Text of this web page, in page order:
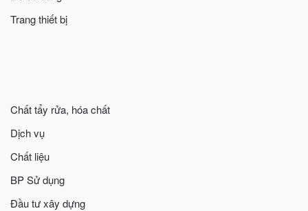
Trang thiết bị
Chất tẩy rửa, hóa chất
Dịch vụ
Chất liệu
BP Sử dụng
Đầu tư xây dựng